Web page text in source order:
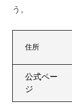
う。
住所
公式ペー
ジ